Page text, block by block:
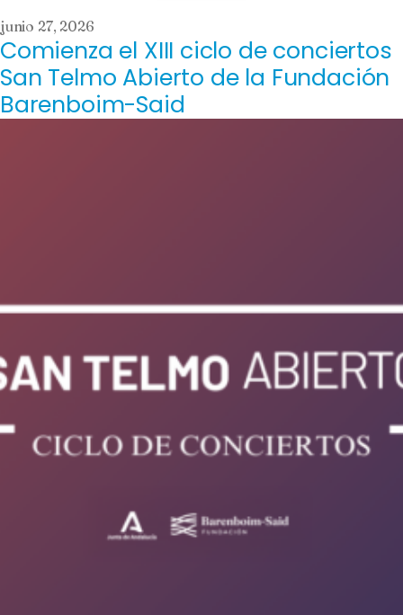
junio 27, 2026
Comienza el XIII ciclo de conciertos
San Telmo Abierto de la Fundación
Barenboim-Said